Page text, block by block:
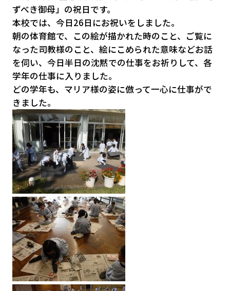
ずべき御母」の祝日です。
本校では、今日26日にお祝いをしました。
朝の体育館で、この絵が描かれた時のこと、ご覧に
なった司教様のこと、絵にこめられた意味などお話
を伺い、今日半日の沈黙での仕事をお祈りして、各
学年の仕事に入りました。
どの学年も、マリア様の姿に倣って一心に仕事がで
きました。